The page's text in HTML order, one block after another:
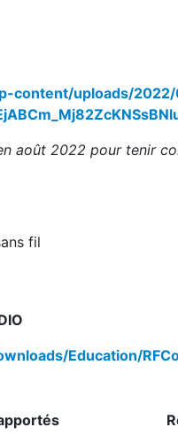
content/uploads/
août 2022 pour tenir
fil
Education/